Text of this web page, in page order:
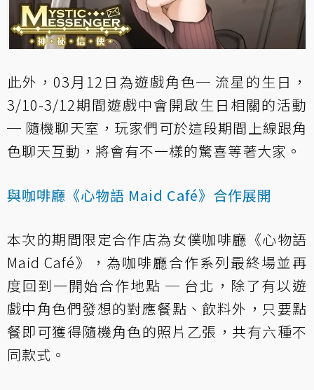
此外，03月12日為遊戲角色─ 流星的生日，
3/10-3/12期間遊戲中會開啟生日相關的活動
─ 隨機聊天室，玩家們可於這段期間上線跟角
色聊天互動，將會有不一樣的驚喜等著大家。
與咖啡廳《心物語 Maid Café》合作展開
本次的期間限定合作店為女僕咖啡廳《心物語
Maid Café》，為咖啡廳合作系列最終場並再
度回到一開始合作地點 ─ 台北，除了有以遊
戲中角色們發想的對應餐點、飲料外，只要點
餐即可獲得隨機角色的照片乙張，共有六種不
同款式。